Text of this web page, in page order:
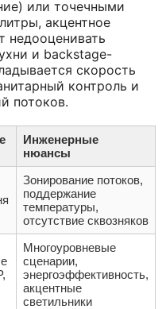
или точечными
акцентное
недооценивать
и backstage-
скорость
контроль и
потоков.
Инженерные
нюансы
Зонирование потоков,
поддержание
температуры,
отсутствие сквозняков
Многоуровневые
сценарии,
энергоэффективность,
акцентные
светильники